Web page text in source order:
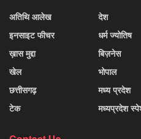
अतिथि आलेख
इनसाइट फीचर
ख़ास मुद्दा
खेल
छत्तीसगढ़
टेक
देश
धर्म ज्योतिष
बिज़नेस
भोपाल
मध्य प्रदेश
मध्यप्रदेश